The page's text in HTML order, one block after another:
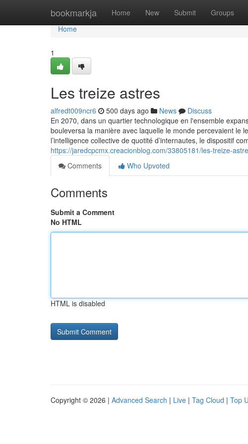
bookmarkja Home New Submit Groups
Home
Home
1
Les treize astres
alfredt009ncr6 500 days ago News
Discuss
En 2070, dans un quartier technologique en l'ensemble
bouleversa la manière avec laquelle le monde percevaient le
l’intelligence collective de quotité d’internautes, le dispositif
https://jaredcpcmx.creacionblog.com/33805181/les-treize-
Comments
Who Upvoted
Comments
Submit a Comment
No HTML
HTML is disabled
Copyright © 2026 | Advanced Search | Live | Tag Cloud | Top